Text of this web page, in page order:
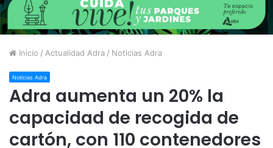
Inicio / Actualidad Adra / Noticias Adra
Noticias Adra
Adra aumenta un 20% la
capacidad de recogida de
cartón, con 110 contenedores